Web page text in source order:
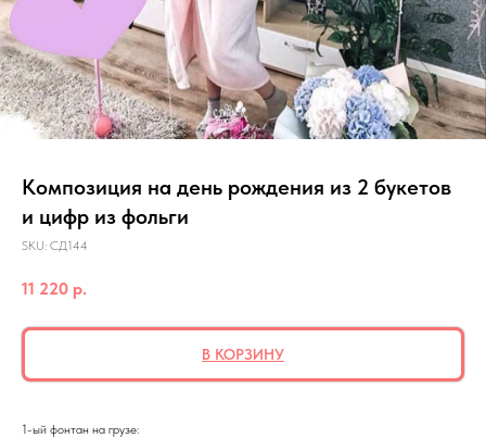
Композиция на день рождения из 2 букетов
и цифр из фольги
SKU: СД144
11 220 р.
В КОРЗИНУ
1-ый фонтан на грузе: